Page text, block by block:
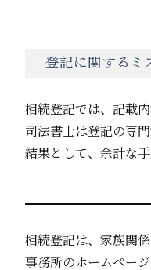
登記に関するミ
相続登記では、記載
司法書士は登記の専
結果として、余計な
相続登記は、家族関
事務所のホームペー